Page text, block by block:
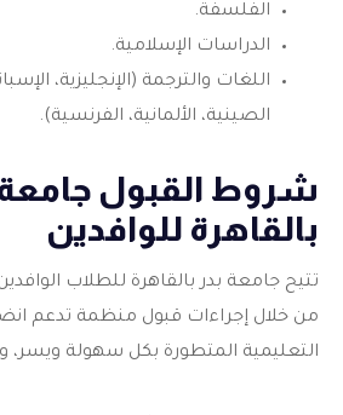
الفلسفة.
الدراسات الإسلامية.
اللغات والترجمة (الإنجليزية،
الصينية، الألمانية، الفرنسية).
شروط القبول جامعة
بالقاهرة للوافدين
تتيح جامعة بدر بالقاهرة للطلاب
من خلال إجراءات قبول منظمة تدعم
التعليمية المتطورة بكل سهولة ويسر،